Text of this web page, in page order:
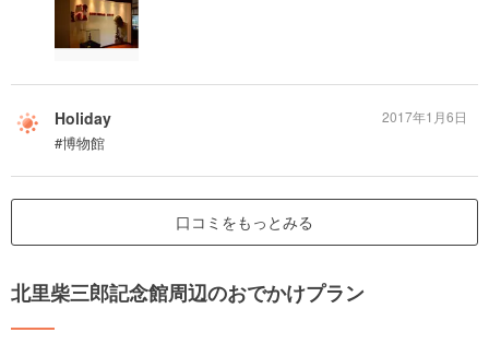
Holiday
#博物館
2017年1月6日
口コミをもっとみる
北里柴三郎記念館周辺のおでかけプラン